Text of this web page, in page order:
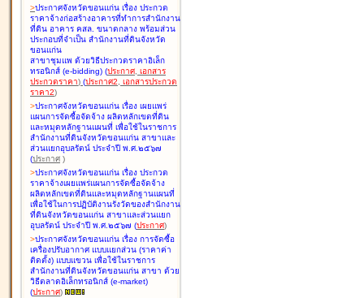
>ประกาศจังหวัดขอนแก่น เรื่อง ประกวด
ราคาจ้างก่อสร้างอาคารที่ทำการสำนักงาน
ที่ดิน อาคาร คสล. ขนาดกลาง พร้อมส่วน
ประกอบที่จำเป็น สำนักงานที่ดินจังหวัด
ขอนแก่น
สาขาชุมแพ ด้วยวิธีประกวดราคาอิเล็ก
ทรอนิกส์ (e-bidding) (ประกาศ, เอกสาร
ประกวดราคา) (ประกาศ2, เอกสารประกวด
ราคา2)
>ประกาศจังหวัดขอนแก่น เรื่อง เผยแพร่
แผนการจัดซื้อจัดจ้าง ผลิตหลักเขตที่ดิน
และหมุดหลักฐานแผนที่ เพื่อใช้ในราชการ
สำนักงานที่ดินจังหวัดขอนแก่น สาขาและ
ส่วนแยกอุบลรัตน์ ประจำปี พ.ศ.๒๕๖๗
(ประกาศ )
>ประกาศจังหวัดขอนแก่น เรื่อง ประกวด
ราคาจ้างเผยแพร่แผนการจัดซื้อจัดจ้าง
ผลิตหลักเขตที่ดินและหมุดหลักฐานแผนที่
เพื่อใช้ในการปฏิบัติงานรังวัดของสำนักงาน
ที่ดินจังหวัดขอนแก่น สาขาและส่วนแยก
อุบลรัตน์ ประจำปี พ.ศ.๒๕๖๗ (ประกาศ)
>ประกาศจังหวัดขอนแก่น เรื่อง การจัดซื้อ
เครื่องปรับอากาศ แบบแยกส่วน (ราคาค่า
ติดตั้ง) แบบแขวน เพื่อใช้ในราชการ
สำนักงานที่ดินจังหวัดขอนแก่น สาขา ด้วย
วิธีตลาดอิเล็กทรอนิกส์ (e-market)
(ประกาศ)